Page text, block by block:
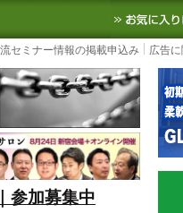
サイト
SCMなど国内外の最新
セミナー情報の掲載申込み 広告
参加募集中